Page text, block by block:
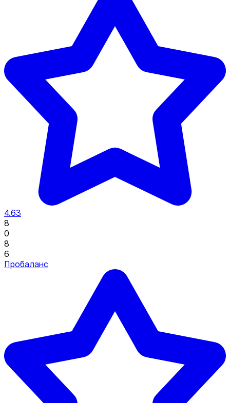
4.63
8
0
8
6
Пробаланс